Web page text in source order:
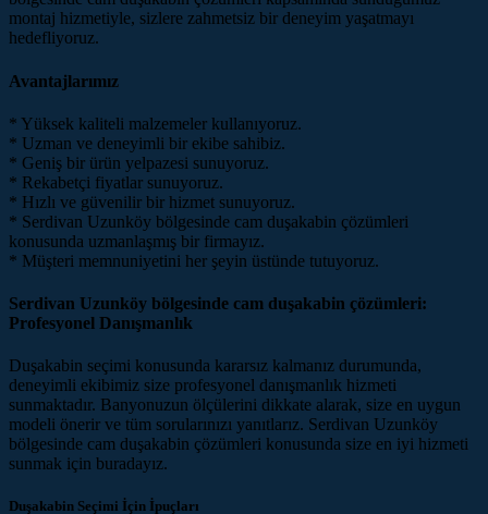
montaj hizmetiyle, sizlere zahmetsiz bir deneyim yaşatmayı
hedefliyoruz.
Avantajlarımız
* Yüksek kaliteli malzemeler kullanıyoruz.
* Uzman ve deneyimli bir ekibe sahibiz.
* Geniş bir ürün yelpazesi sunuyoruz.
* Rekabetçi fiyatlar sunuyoruz.
* Hızlı ve güvenilir bir hizmet sunuyoruz.
* Serdivan Uzunköy bölgesinde cam duşakabin çözümleri
konusunda uzmanlaşmış bir firmayız.
* Müşteri memnuniyetini her şeyin üstünde tutuyoruz.
Serdivan Uzunköy bölgesinde cam duşakabin çözümleri:
Profesyonel Danışmanlık
Duşakabin seçimi konusunda kararsız kalmanız durumunda,
deneyimli ekibimiz size profesyonel danışmanlık hizmeti
sunmaktadır. Banyonuzun ölçülerini dikkate alarak, size en uygun
modeli önerir ve tüm sorularınızı yanıtlarız. Serdivan Uzunköy
bölgesinde cam duşakabin çözümleri konusunda size en iyi hizmeti
sunmak için buradayız.
Duşakabin Seçimi İçin İpuçları